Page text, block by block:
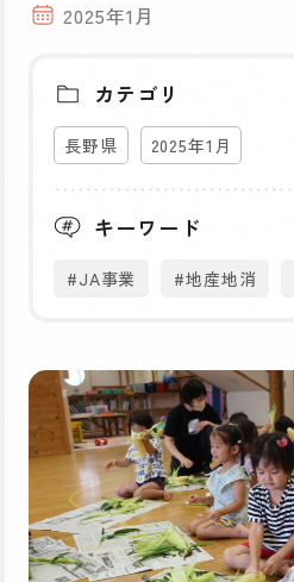
2025年1月
カテゴリ
長野県 2025年1月
キーワード
#JA事業 #地産地消